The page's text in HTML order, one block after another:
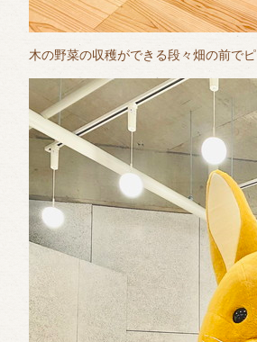
木の野菜の収穫ができる段々畑の前で